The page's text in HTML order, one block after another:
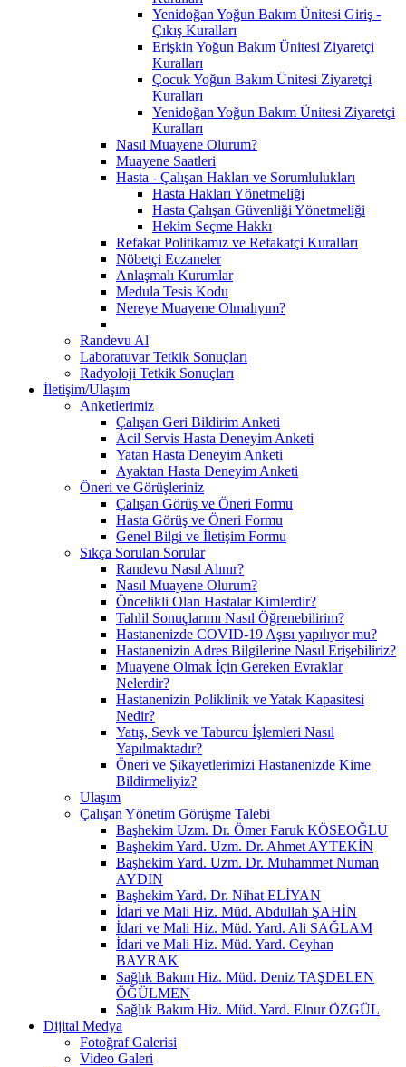
Yenidoğan Yoğun Bakım Ünitesi Giriş -
Çıkış Kuralları
Erişkin Yoğun Bakım Ünitesi Ziyaretçi
Kuralları
Çocuk Yoğun Bakım Ünitesi Ziyaretçi
Kuralları
Yenidoğan Yoğun Bakım Ünitesi Ziyaretçi
Kuralları
Nasıl Muayene Olurum?
Muayene Saatleri
Hasta - Çalışan Hakları ve Sorumlulukları
Hasta Hakları Yönetmeliği
Hasta Çalışan Güvenliği Yönetmeliği
Hekim Seçme Hakkı
Refakat Politikamız ve Refakatçi Kuralları
Nöbetçi Eczaneler
Anlaşmalı Kurumlar
Medula Tesis Kodu
Nereye Muayene Olmalıyım?
Randevu Al
Laboratuvar Tetkik Sonuçları
Radyoloji Tetkik Sonuçları
İletişim/Ulaşım
Anketlerimiz
Çalışan Geri Bildirim Anketi
Acil Servis Hasta Deneyim Anketi
Yatan Hasta Deneyim Anketi
Ayaktan Hasta Deneyim Anketi
Öneri ve Görüşleriniz
Çalışan Görüş ve Öneri Formu
Hasta Görüş ve Öneri Formu
Genel Bilgi ve İletişim Formu
Sıkça Sorulan Sorular
Randevu Nasıl Alınır?
Nasıl Muayene Olurum?
Öncelikli Olan Hastalar Kimlerdir?
Tahlil Sonuçlarımı Nasıl Öğrenebilirim?
Hastanenizde COVID-19 Aşısı yapılıyor mu?
Hastanenizin Adres Bilgilerine Nasıl Erişebiliriz?
Muayene Olmak İçin Gereken Evraklar
Nelerdir?
Hastanenizin Poliklinik ve Yatak Kapasitesi
Nedir?
Yatış, Sevk ve Taburcu İşlemleri Nasıl
Yapılmaktadır?
Öneri ve Şikayetlerimizi Hastanenizde Kime
Bildirmeliyiz?
Ulaşım
Çalışan Yönetim Görüşme Talebi
Başhekim Uzm. Dr. Ömer Faruk KÖSEOĞLU
Başhekim Yard. Uzm. Dr. Ahmet AYTEKİN
Başhekim Yard. Uzm. Dr. Muhammet Numan
AYDIN
Başhekim Yard. Dr. Nihat ELİYAN
İdari ve Mali Hiz. Müd. Abdullah ŞAHİN
İdari ve Mali Hiz. Müd. Yard. Ali SAĞLAM
İdari ve Mali Hiz. Müd. Yard. Ceyhan
BAYRAK
Sağlık Bakım Hiz. Müd. Deniz TAŞDELEN
ÖĞÜLMEN
Sağlık Bakım Hiz. Müd. Yard. Elnur ÖZGÜL
Dijital Medya
Fotoğraf Galerisi
Video Galeri